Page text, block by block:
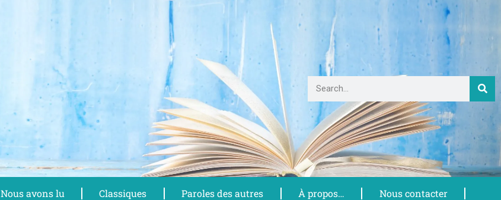
Nous avons lu Classiques Paroles des autres À propos… Nous contacter